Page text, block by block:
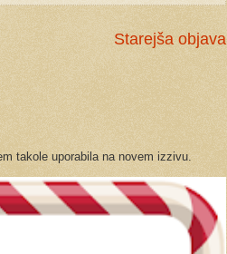
Starejša objava
na novem izzivu.